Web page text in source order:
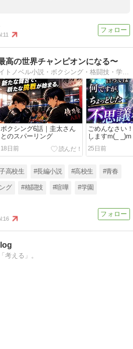
11
高の世界チャンピオンになる〜
毎週金曜更新予定・ライトノベル小説・ボクシング・格闘技・学園・恋愛
ボクシング6話｜圭太さん
とのスパーリング
18日前
ごめんなさい
しますm(_
言っては何で
とした不思議
25日前
高校生 #長編小説 #高校生 #青春
グ #格闘技 #喧嘩 #学園
16
考える」。